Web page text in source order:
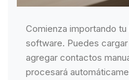
Comienza importando
software. Puedes
agregar contactos
procesará